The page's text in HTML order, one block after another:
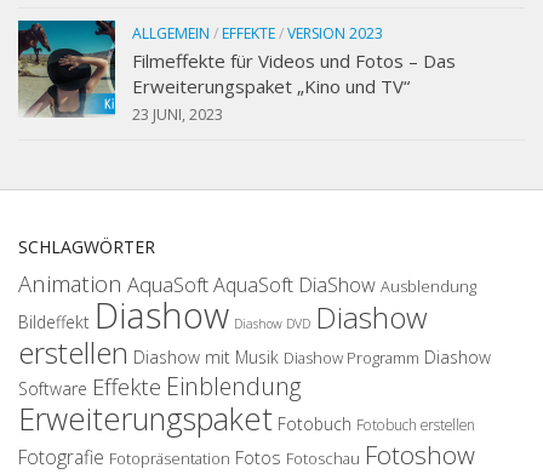
ALLGEMEIN / EFFEKTE/VERSION 2023
Filmeffekte für Videos und Fotos – Das
Erweiterungspaket „Kino und TV“
23 JUNI, 2023
SCHLAGWÖRTER
Animation AquaSoftAquaSoft DiaShow Ausblendung
Bildeffekt Diashow Diashow DVD Diashow
erstellen Diashow mit Musik Diashow Programm Diashow
Software Effekte Einblendung
Erweiterungspaket Fotobuch Fotobuch erstellen
Fotografie Fotopräsentation Fotos Fotoschau Fotoshow